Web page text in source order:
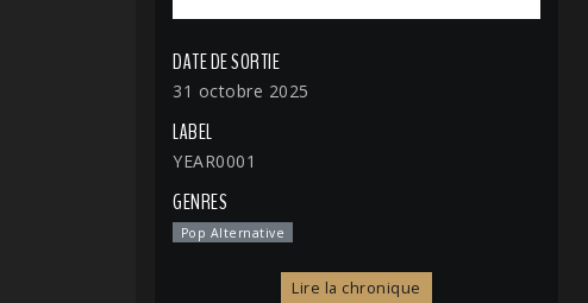
DATE DE SORTIE
31 octobre 2025
LABEL
YEAR0001
GENRES
Pop Alternative
Lire la chronique